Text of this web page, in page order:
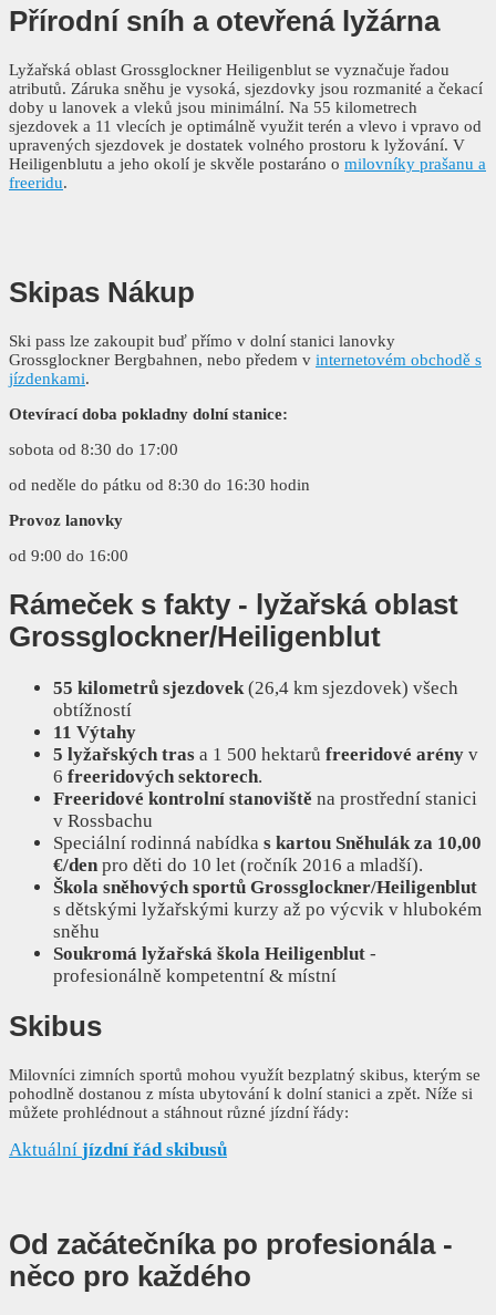
Přírodní sníh a otevřená lyžárna
Lyžařská oblast Grossglockner Heiligenblut se vyznačuje řadou
atributů. Záruka sněhu je vysoká, sjezdovky jsou rozmanité a čekací
doby u lanovek a vleků jsou minimální. Na 55 kilometrech
sjezdovek a 11 vlecích je optimálně využit terén a vlevo i vpravo od
upravených sjezdovek je dostatek volného prostoru k lyžování. V
Heiligenblutu a jeho okolí je skvěle postaráno o milovníky prašanu a
freeridu.
Skipas Nákup
Ski pass lze zakoupit buď přímo v dolní stanici lanovky
Grossglockner Bergbahnen, nebo předem v internetovém obchodě s
jízdenkami.
Otevírací doba pokladny dolní stanice:
sobota od 8:30 do 17:00
od neděle do pátku od 8:30 do 16:30 hodin
Provoz lanovky
od 9:00 do 16:00
Rámeček s fakty - lyžařská oblast
Grossglockner/Heiligenblut
55 kilometrů sjezdovek (26,4 km sjezdovek) všech
obtížností
11 Výtahy
5 lyžařských tras a 1 500 hektarů freeridové arény v
6 freeridových sektorech.
Freeridové kontrolní stanoviště na prostřední stanici
v Rossbachu
Speciální rodinná nabídka s kartou Sněhulák za 10,00
€/den pro děti do 10 let (ročník 2016 a mladší).
Škola sněhových sportů Grossglockner/Heiligenblut
s dětskými lyžařskými kurzy až po výcvik v hlubokém
sněhu
Soukromá lyžařská škola Heiligenblut -
profesionálně kompetentní & místní
Skibus
Milovníci zimních sportů mohou využít bezplatný skibus, kterým se
pohodlně dostanou z místa ubytování k dolní stanici a zpět. Níže si
můžete prohlédnout a stáhnout různé jízdní řády:
Aktuální jízdní řád skibusů
Od začátečníka po profesionála -
něco pro každého